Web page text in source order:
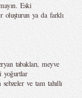
Eski
oluşturun ya da farklı
tabakları, meyve
yoğurtlar
ve tam tahıllı